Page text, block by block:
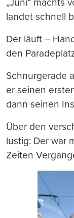
landet schnell
Der läuft –
den
Schnurgerade
er seinen
dann seinen
Über den
lustig: Der war
Zeiten